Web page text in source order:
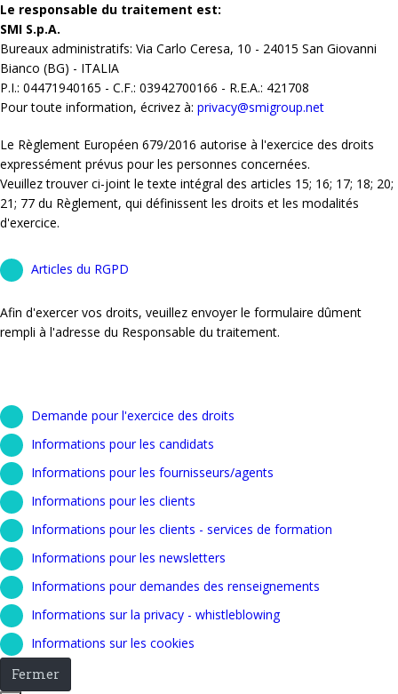
Le responsable du traitement est:
SMI S.p.A.
Bureaux administratifs: Via Carlo Ceresa, 10 - 24015 San Giovanni
Bianco (BG) - ITALIA
P.I.: 04471940165 - C.F.: 03942700166 - R.E.A.: 421708
Pour toute information, écrivez à: privacy@smigroup.net
Le Règlement Européen 679/2016 autorise à l'exercice des droits
expressément prévus pour les personnes concernées.
Veuillez trouver ci-joint le texte intégral des articles 15; 16; 17; 18; 20;
21; 77 du Règlement, qui définissent les droits et les modalités
d'exercice.
Articles du RGPD
Afin d'exercer vos droits, veuillez envoyer le formulaire dûment
rempli à l'adresse du Responsable du traitement.
Demande pour l'exercice des droits
Informations pour les candidats
Informations pour les fournisseurs/agents
Informations pour les clients
Informations pour les clients - services de formation
Informations pour les newsletters
Informations pour demandes des renseignements
Informations sur la privacy - whistleblowing
Informations sur les cookies
Fermer